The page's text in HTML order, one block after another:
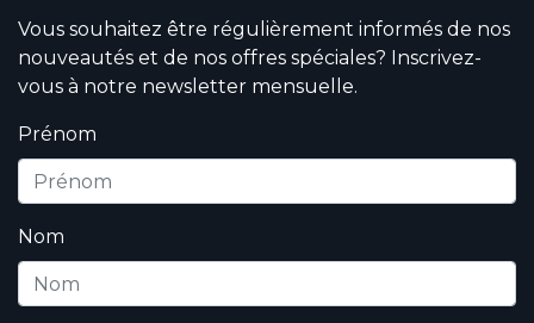
Vous souhaitez être régulièrement informés de nos
nouveautés et de nos offres spéciales? Inscrivez-
vous à notre newsletter mensuelle.
Prénom
Nom